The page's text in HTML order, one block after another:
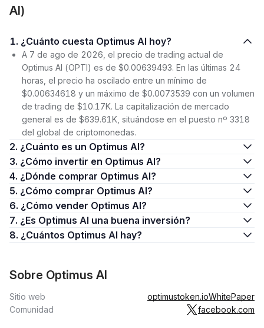
AI)
1. ¿Cuánto cuesta Optimus AI hoy?
A 7 de ago de 2026, el precio de trading actual de
Optimus AI (OPTI) es de $0.00639493. En las últimas 24
horas, el precio ha oscilado entre un mínimo de
$0.00634618 y un máximo de $0.0073539 con un volumen
de trading de $10.17K. La capitalización de mercado
general es de $639.61K, situándose en el puesto nº 3318
del global de criptomonedas.
2. ¿Cuánto es un Optimus AI?
3. ¿Cómo invertir en Optimus AI?
4. ¿Dónde comprar Optimus AI?
5. ¿Cómo comprar Optimus AI?
6. ¿Cómo vender Optimus AI?
7. ¿Es Optimus AI una buena inversión?
8. ¿Cuántos Optimus AI hay?
Sobre Optimus AI
Sitio web optimustoken.ioWhitePaper
Comunidad
facebook.com